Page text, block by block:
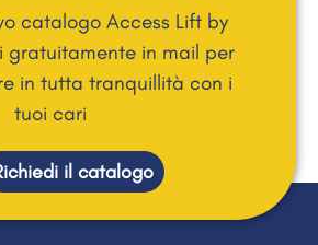
catalogo Access Lift by
gratuitamente in mail per
in tutta tranquillità con i
tuoi cari
il catalogo